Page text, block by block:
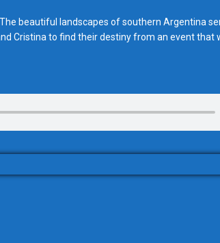
beautiful landscapes of southern Argentina
Cristina to find their destiny from an event that